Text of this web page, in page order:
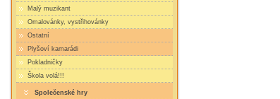
Malý muzikant
Omalovánky, vystřihovánky
Ostatní
Plyšoví kamarádi
Pokladničky
Škola volá!!!
Společenské hry